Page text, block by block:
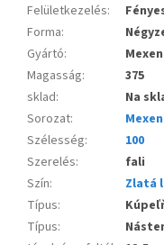
Felületkezelés:
Forma:
Gyártó:
Mexen
Magasság:
375
sklad:
Na
Sorozat:
Szélesség:
100
Szerelés:
fali
Szín:
Zlatá
Típus:
Típus: